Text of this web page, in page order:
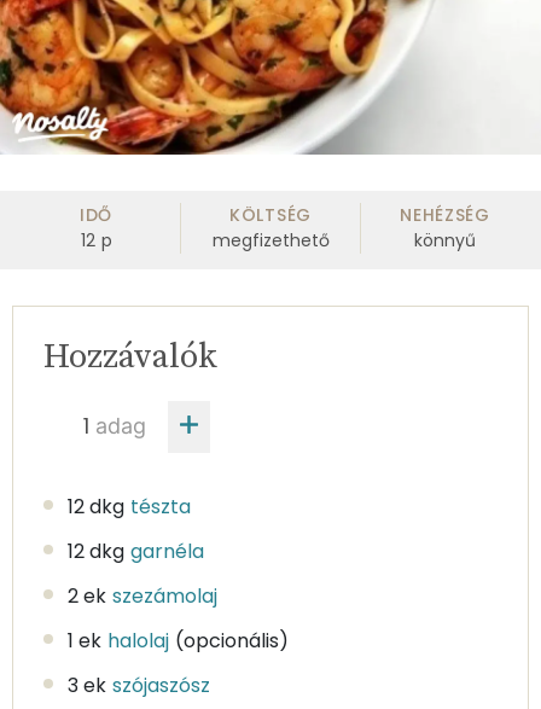
IDŐ
12 p
KÖLTSÉG
megfizethető
NEHÉZSÉG
könnyű
adag
Hozzávalók
12 dkg tészta
12 dkg garnéla
2 ek szezámolaj
1 ek halolaj (opcionális)
3 ek szójaszósz